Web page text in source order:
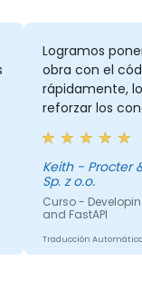
Logramos
obra con el
rápidamente,
reforzar los
aprendidos en
de la lección.
Keith - Procter
Sp. z o.o.
Curso -
and FastAPI
Traducción Automática